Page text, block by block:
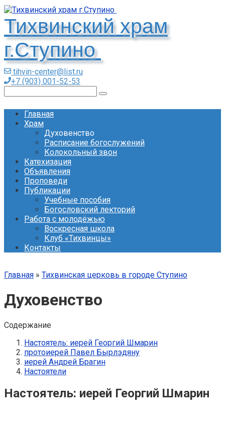
Перейти
к
контенту
Тихвинский храм
г.Ступино
tihvin-center@list.ru
+7 (903) 001-52-53
Главная
Храм
Духовенство
Расписание богослужений
Колокольный звон
Катехизация
Объявления
Проповеди
Публикации
Учебные пособия
Богословский лекторий
Работа с молодёжью
Воскресная школа
Клуб «Тихвинцы»
Контакты
Главная » Тихвинская церковь в городе Ступино
Духовенство
Содержание
Настоятель: иерей Георгий Шмарин
протоиерей Павел Бырлэдяну
иерей Андрей Брагин
Настоятели
Настоятель: иерей Георгий Шмарин